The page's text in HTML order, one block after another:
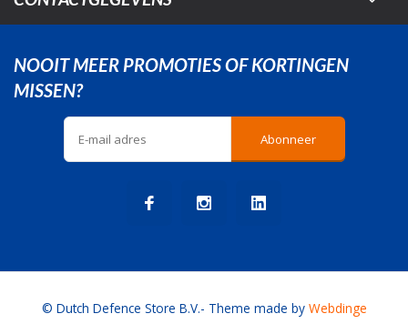
NOOIT MEER PROMOTIES OF KORTINGEN
MISSEN?
Abonneer
© Dutch Defence Store B.V.- Theme made by Webdinge